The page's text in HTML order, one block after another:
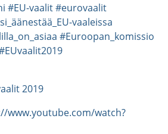
#EU-vaalit#eurovaalit
vaaleissa
#Euroopan_komissio
2019
www.youtube.com/watch?